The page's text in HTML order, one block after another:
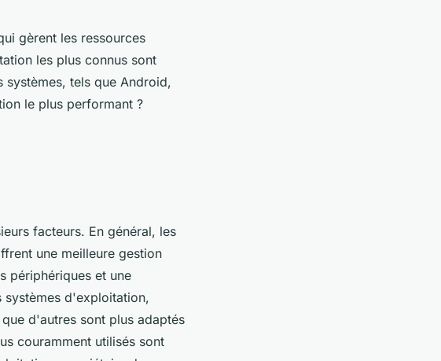
gèrent les ressources
les plus connus sont
systèmes, tels que Android,
le plus performant ?
facteurs. En général, les
une meilleure gestion
périphériques et une
systèmes d'exploitation,
d'autres sont plus adaptés
couramment utilisés sont